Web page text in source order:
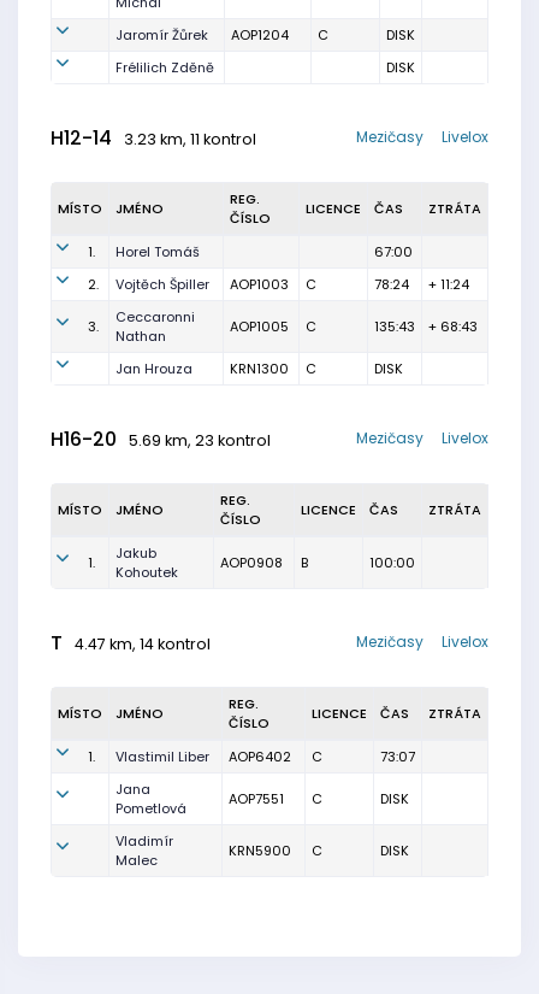
Jaromír Žůrek AOP1204 C
DISK
Frélilich Zděně
DISK
H12-14 3.23 km, 11 kontrol Livelox
Mezičasy
MÍSTO JMÉNO
REG.
ČÍSLO
LICENCE ČAS ZTRÁTA
1. Horel Tomáš
67:00
2.
Vojtěch Špiller AOP1003 C 78:24 + 11:24
3.
Ceccaronni
Nathan
AOP1005 C 135:43 + 68:43
Jan Hrouza KRN1300 C DISK
H16-20 5.69 km, 23 kontrol Livelox
Mezičasy
MÍSTO JMÉNO
REG.
ČÍSLO
LICENCE ČAS ZTRÁTA
1.
Jakub
Kohoutek
AOP0908 B 100:00
T 4.47 km, 14 kontrol Livelox
Mezičasy
MÍSTO JMÉNO
REG.
ČÍSLO
LICENCE ČAS ZTRÁTA
1. Vlastimil Liber AOP6402 C
73:07
Jana
Pometlová
AOP7551 C DISK
Vladimír
Malec
KRN5900 C DISK